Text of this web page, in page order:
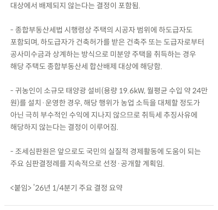
대상에서 배제되지 않는다는 결정이 포함됨.
- 종합부동산세법 시행령상 주택의 시공자 범위에 하도급자도
포함되며, 하도급자가 건축허가를 받은 건축주 또는 도급자로부터
공사미수금과 상계하는 방식으로 미분양 주택을 취득하는 경우
해당 주택도 종합부동산세 합산배제 대상에 해당함.
- 귀농인이 소규모 태양광 설비(용량 19.6kW, 월평균 수입 약 24만
원)를 설치·운영한 경우, 해당 행위가 농업 소득을 대체할 정도가
아닌 극히 부수적인 수익에 지나지 않으므로 취득세 추징사유에
해당하지 않는다는 결정이 이루어짐.
- 조세심판원은 앞으로도 국민의 실질적 경제활동에 도움이 되는
주요 심판결정례를 지속적으로 선정·공개할 계획임.
<붙임> ’26년 1/4분기 주요 결정 요약